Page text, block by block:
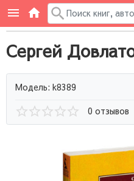
Сергей
Модель: k8389
0 отзывов